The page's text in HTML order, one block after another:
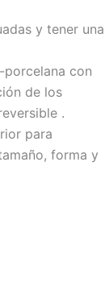
y tener una
con
de los
.
para
forma y